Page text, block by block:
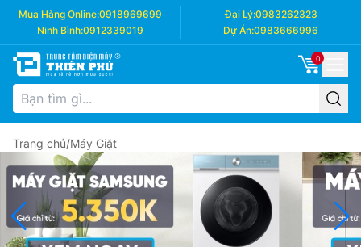
Mua Hàng Online:0918969699 Đại Lý:0983262323
Ninh Bình:0912339019 Dự Án:0983666996
0
Trang chủ/Máy Giặt